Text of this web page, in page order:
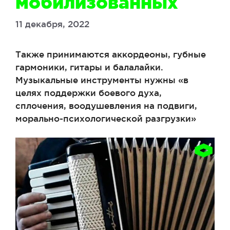
11 декабря, 2022
Также принимаются аккордеоны, губные
гармоники, гитары и балалайки.
Музыкальные инструменты нужны «в
целях поддержки боевого духа,
сплочения, воодушевления на подвиги,
морально-психологической разгрузки»